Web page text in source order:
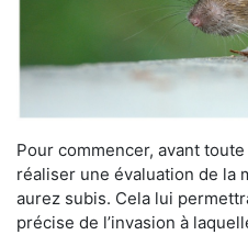
Pour commencer, avant
réaliser une évaluation de la
aurez subis. Cela lui
précise de l’invasion à